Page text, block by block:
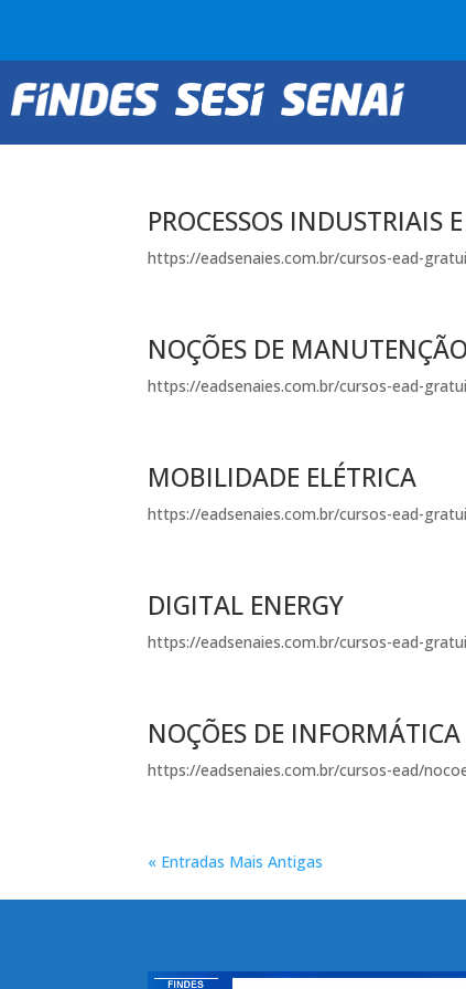
PROCESSOS INDUSTRIAIS
https://eadsenaies.com.br/cursos-ead-
NOÇÕES DE
https://eadsenaies.com.br/cursos-ead-
MOBILIDADE ELÉTRICA
https://eadsenaies.com.br/cursos-ead-
DIGITAL ENERGY
https://eadsenaies.com.br/cursos-ead-
NOÇÕES DE
https://eadsenaies.com.br/cursos-ead/
« Entradas Mais Antigas